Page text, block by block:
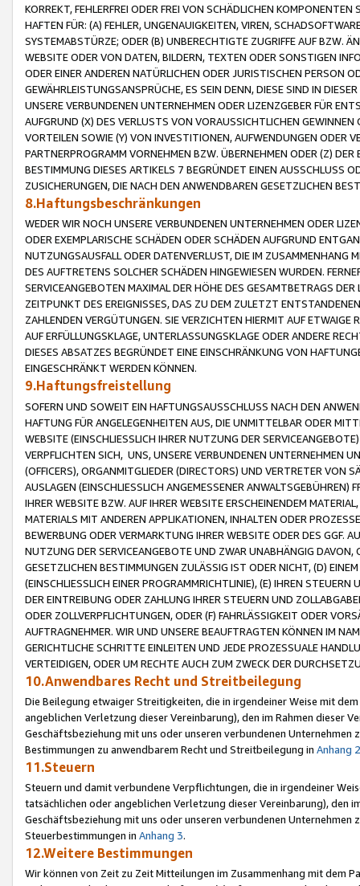
KORREKT, FEHLERFREI ODER FREI VON SCHÄDLICHEN
HAFTEN FÜR: (A) FEHLER, UNGENAUIGKEITEN, VIREN,
SYSTEMABSTÜRZE; ODER (B) UNBERECHTIGTE ZUGRIFFE AUF BZW.
WEBSITE ODER VON DATEN, BILDERN, TEXTEN ODER SONSTIGEN
ODER EINER ANDEREN NATÜRLICHEN ODER JURISTISCHEN PERSON
GEWÄHRLEISTUNGSANSPRÜCHE, ES SEIN DENN, DIESE SIND IN
UNSERE VERBUNDENEN UNTERNEHMEN ODER LIZENZGEBER FÜR
AUFGRUND (X) DES VERLUSTS VON VORAUSSICHTLICHEN
VORTEILEN SOWIE (Y) VON INVESTITIONEN, AUFWENDUNGEN ODER
PARTNERPROGRAMM VORNEHMEN BZW. ÜBERNEHMEN ODER (Z)
BESTIMMUNG DIESES ARTIKELS 7 BEGRÜNDET EINEN AUSSCHLUSS
ZUSICHERUNGEN, DIE NACH DEN ANWENDBAREN GESETZLICHEN
8.Haftungsbeschränkungen
WEDER WIR NOCH UNSERE VERBUNDENEN UNTERNEHMEN ODER
ODER EXEMPLARISCHE SCHÄDEN ODER SCHÄDEN AUFGRUND
NUTZUNGSAUSFALL ODER DATENVERLUST, DIE IM ZUSAMMENHANG
DES AUFTRETENS SOLCHER SCHÄDEN HINGEWIESEN WURDEN.
SERVICEANGEBOTEN MAXIMAL DER HÖHE DES GESAMTBETRAGS
ZEITPUNKT DES EREIGNISSES, DAS ZU DEM ZULETZT
ZAHLENDEN VERGÜTUNGEN. SIE VERZICHTEN HIERMIT AUF
AUF ERFÜLLUNGSKLAGE, UNTERLASSUNGSKLAGE ODER ANDERE
DIESES ABSATZES BEGRÜNDET EINE EINSCHRÄNKUNG VON
EINGESCHRÄNKT WERDEN KÖNNEN.
9.Haftungsfreistellung
SOFERN UND SOWEIT EIN HAFTUNGSAUSSCHLUSS NACH DEN
HAFTUNG FÜR ANGELEGENHEITEN AUS, DIE UNMITTELBAR ODER
WEBSITE (EINSCHLIESSLICH IHRER NUTZUNG DER
VERPFLICHTEN SICH, UNS, UNSERE VERBUNDENEN UNTERNEHMEN
(OFFICERS), ORGANMITGLIEDER (DIRECTORS) UND VERTRETER VON
AUSLAGEN (EINSCHLIESSLICH ANGEMESSENER
IHRER WEBSITE BZW. AUF IHRER WEBSITE ERSCHEINENDEM
MATERIALS MIT ANDEREN APPLIKATIONEN, INHALTEN ODER
BEWERBUNG ODER VERMARKTUNG IHRER WEBSITE ODER DES GGF.
NUTZUNG DER SERVICEANGEBOTE UND ZWAR UNABHÄNGIG
GESETZLICHEN BESTIMMUNGEN ZULÄSSIG IST ODER NICHT, (D)
(EINSCHLIESSLICH EINER PROGRAMMRICHTLINIE), (E) IHREN
DER EINTREIBUNG ODER ZAHLUNG IHRER STEUERN UND
ODER ZOLLVERPFLICHTUNGEN, ODER (F) FAHRLÄSSIGKEIT ODER
AUFTRAGNEHMER. WIR UND UNSERE BEAUFTRAGTEN KÖNNEN IM
GERICHTLICHE SCHRITTE EINLEITEN UND JEDE PROZESSUALE
VERTEIDIGEN, ODER UM RECHTE AUCH ZUM ZWECK DER
10.Anwendbares Recht und Streitbeilegung
Die Beilegung etwaiger Streitigkeiten, die in irgendeiner Weise mit
angeblichen Verletzung dieser Vereinbarung), den im Rahmen dieser
Geschäftsbeziehung mit uns oder unseren verbundenen
Bestimmungen zu anwendbarem Recht und Streitbeilegung in Anhang 2
11.Steuern
Steuern und damit verbundene Verpflichtungen, die in irgendeiner
tatsächlichen oder angeblichen Verletzung dieser Vereinbarung), den
Geschäftsbeziehung mit uns oder unseren verbundenen
Steuerbestimmungen in Anhang 3.
12.Weitere Bestimmungen
Wir können von Zeit zu Zeit Mitteilungen im Zusammenhang mit dem